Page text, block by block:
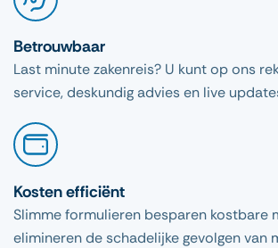
Betrouwbaar
Last minute zakenreis? U kunt op ons
service, deskundig advies en live
Kosten efficiënt
Slimme formulieren besparen kostbare
elimineren de schadelijke gevolgen van